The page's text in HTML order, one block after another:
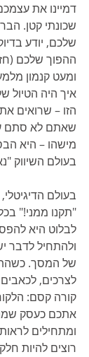
דמיינו את
שכונתי קטן.
שלכם, יודע
ההפוך שלכם
ומעט קנמון
איך היה הטיול
הזו – שרואים
שאתם לא סתם
מישהו – היא
בעולם השיווק
בעולם
"תקנו ממני!"
לבלוט היא
ולהתחיל לדבר
של המסך.
לצרכים,
קורה קסם:
אתכם כעסק
ומתחילים
רוצים להיות